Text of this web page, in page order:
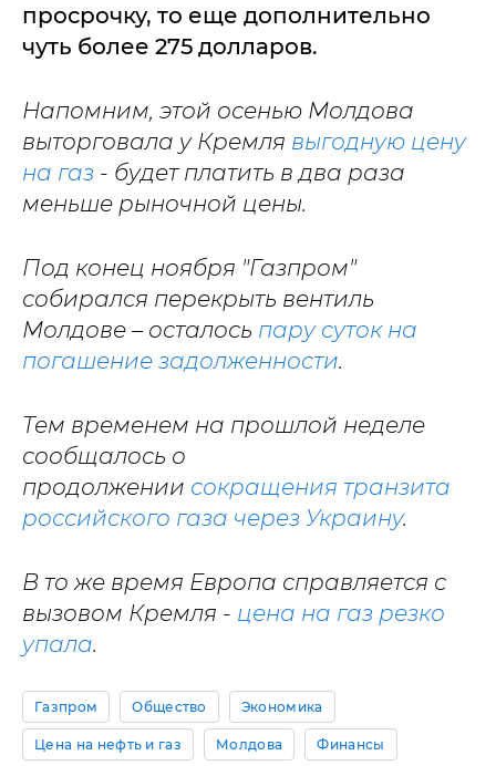
просрочку, то еще дополнительно
чуть более 275 долларов.
Напомним, этой осенью Молдова
выторговала у Кремля выгодную цену
на газ - будет платить в два раза
меньше рыночной цены.
Под конец ноября "Газпром"
собирался перекрыть вентиль
Молдове – осталось пару суток на
погашение задолженности.
Тем временем на прошлой неделе
сообщалось о
продолжении сокращения транзита
российского газа через Украину.
В то же время Европа справляется с
вызовом Кремля - цена на газ резко
упала.
Газпром Общество Экономика
Цена на нефть и газ Молдова Финансы